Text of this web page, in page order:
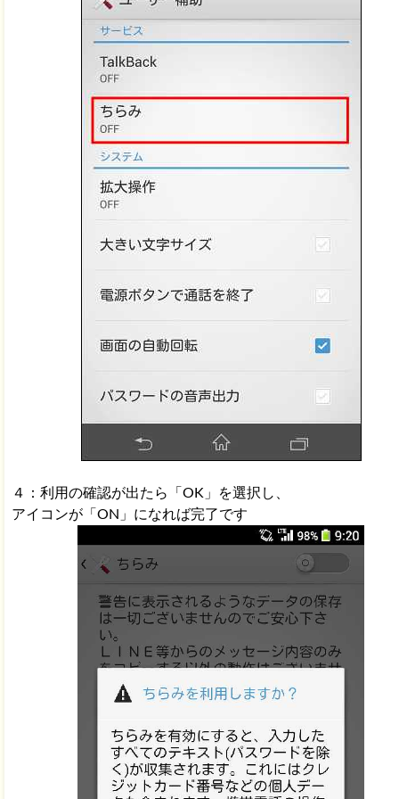
４：利用の確認が出たら「OK」を選択し、
アイコンが「ON」になれば完了です